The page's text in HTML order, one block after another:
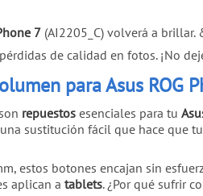
7 (AI2205_C) volverá a brillar.
de calidad en fotos. ¡No
para Asus ROG
repuestos esenciales para tu
sustitución fácil que hace que
estos botones encajan sin
aplican a tablets. ¿Por qué sufrir